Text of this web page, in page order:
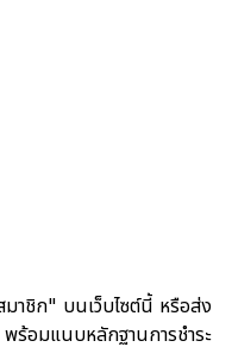
าชิก" บนเว็บไซต์นี้ หรือส่ง
ร้อมแนบหลักฐานการชำระ